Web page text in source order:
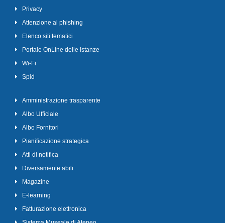
Privacy
Attenzione al phishing
Elenco siti tematici
Portale OnLine delle Istanze
Wi-Fi
Spid
Amministrazione trasparente
Albo Ufficiale
Albo Fornitori
Pianificazione strategica
Atti di notifica
Diversamente abili
Magazine
E-learning
Fatturazione elettronica